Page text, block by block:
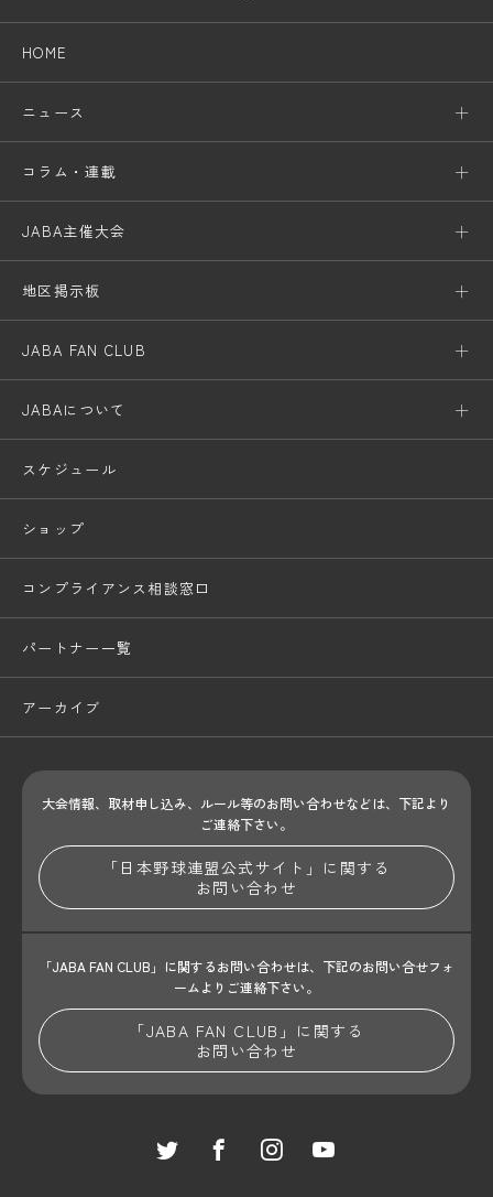
HOME
ニュース
コラム・連載
JABA主催大会
地区掲示板
JABA FAN CLUB
JABAについて
スケジュール
ショップ
コンプライアンス相談窓口
パートナー一覧
アーカイブ
大会情報、取材申し込み、ルール等のお問い合わせなどは、下記より
ご連絡下さい。
「日本野球連盟公式サイト」に関する
お問い合わせ
「JABA FAN CLUB」に関するお問い合わせは、 下記のお問い合せフォ
ームよりご連絡下さい。
「JABA FAN CLUB」に関する
お問い合わせ